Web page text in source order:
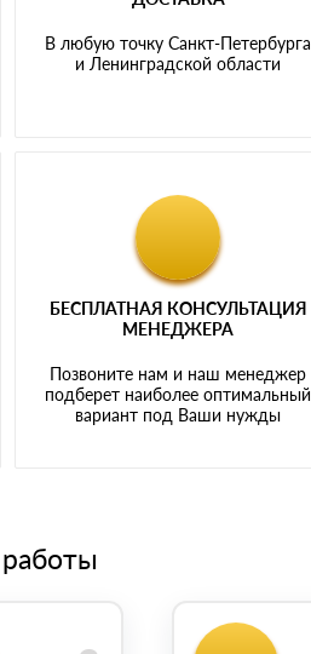
В любую точку Санкт-Петербурга
и Ленинградской области
БЕСПЛАТНАЯ КОНСУЛЬТАЦИЯ
МЕНЕДЖЕРА
Позвоните нам и наш менеджер
подберет наиболее оптимальный
вариант под Ваши нужды